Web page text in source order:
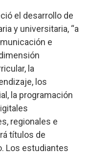
el desarrollo de
y universitaria, “a
e
la
los
la programación
regionales e
títulos de
Los estudiantes